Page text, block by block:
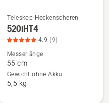
Mehr
Details
520iHT4
anzeigen,
Produktbewertung
Teleskop-Heckenscheren
520iHT4
4.9 (9)
Messerlänge
55 cm
Gewicht ohne Akku
5,5 kg